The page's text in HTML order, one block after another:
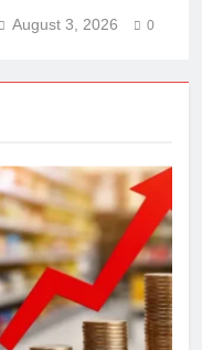
August 3, 2026 0